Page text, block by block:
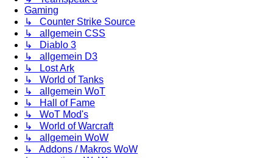
Gaming
↳ Counter Strike Source
↳ allgemein CSS
↳ Diablo 3
↳ allgemein D3
↳ Lost Ark
↳ World of Tanks
↳ allgemein WoT
↳ Hall of Fame
↳ WoT Mod's
↳ World of Warcraft
↳ allgemein WoW
↳ Addons / Makros WoW